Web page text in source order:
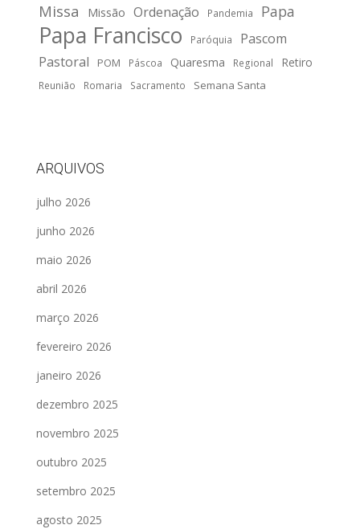
Missa Missão Ordenação Pandemia Papa
Papa Francisco Paróquia
Pascom
Pastoral
POM Páscoa Quaresma Regional Retiro
Reunião Romaria Sacramento Semana Santa
ARQUIVOS
julho 2026
junho 2026
maio 2026
abril 2026
março 2026
fevereiro 2026
janeiro 2026
dezembro 2025
novembro 2025
outubro 2025
setembro 2025
agosto 2025